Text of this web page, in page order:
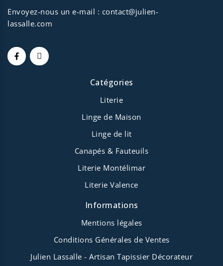
Envoyez-nous un e-mail : contact@julien-
lassalle.com
Catégories
Literie
Linge de Maison
Linge de lit
Canapés & Fauteuils
Literie Montélimar
Literie Valence
Informations
Mentions légales
Conditions Générales de Ventes
Julien Lassalle - Artisan Tapissier Décorateur